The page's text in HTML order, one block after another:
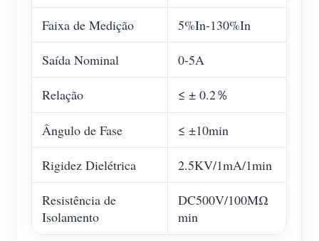
Faixa de Medição 5%In-130%In
Saída Nominal 0-5A
Relação ≤ ± 0.2％
Ângulo de Fase ≤ ±10min
Rigidez Dielétrica 2.5KV/1mA/1min
Resistência de
Isolamento
DC500V/100MΩ
min